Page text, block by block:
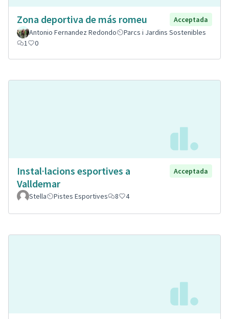
Zona deportiva de más romeu
Acceptada
Antonio Fernandez Redondo
Parcs i Jardins Sostenibles
1
0
Instal·lacions esportives a
Valldemar
Acceptada
Stella Pistes Esportives 8 4